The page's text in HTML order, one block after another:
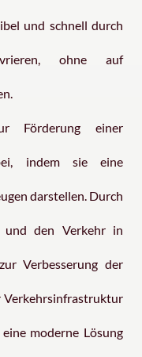
und schnell durch
ohne auf
Förderung einer
indem sie eine
darstellen. Durch
und den Verkehr in
Verbesserung der
Verkehrsinfrastruktur
moderne Lösung